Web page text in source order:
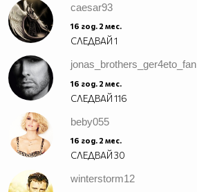
caesar93
16 год. 2 мес.
СЛЕДВАЙ1
jonas_brothers_ger4eto_fan
16 год. 2 мес.
СЛЕДВАЙ116
beby055
16 год. 2 мес.
СЛЕДВАЙ30
winterstorm12